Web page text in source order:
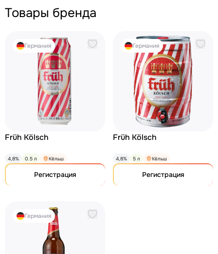
Товары бренда
Германия
Früh Kölsch
4,8% 0.5 л Кёльш
Регистрация
Германия
Früh Kölsch
4,8% 5 л Кёльш
Регистрация
Германия